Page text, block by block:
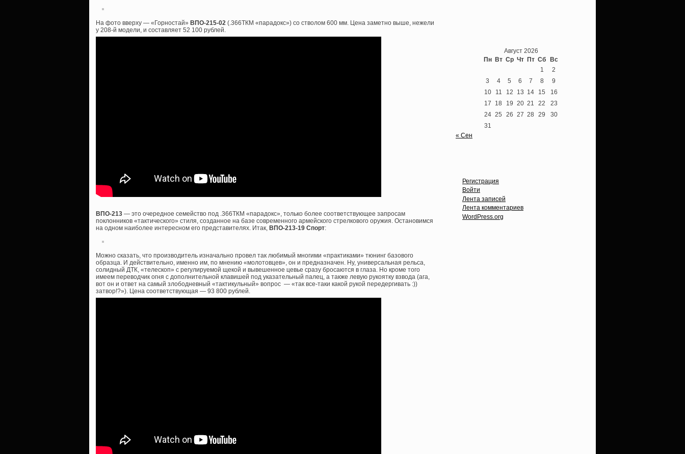
На фото вверху — «Горностай» ВПО-215-02 (.366ТКМ «парадокс») со стволом 600 мм. Цена заметно выше, нежели
у 208-й модели, и составляет 52 100 рублей.
ВПО-213 — это очередное семейство под .366ТКМ «парадокс», только более соответствующее запросам
поклонников «тактического» стиля, созданное на базе современного армейского стрелкового оружия. Остановимся
на одном наиболее интересном его представителях. Итак, ВПО-213-19 Спорт:
Можно сказать, что производитель изначально провел так любимый многими «практиками» тюнинг базового
образца. И действительно, именно им, по мнению «молотовцев», он и предназначен. Ну, универсальная рельса,
солидный ДТК, «телескоп» с регулируемой щекой и вывешенное цевье сразу бросаются в глаза. Но кроме того
имеем переводчик огня с дополнительной клавишей под указательный палец, а также левую рукоятку взвода (ага,
вот он и ответ на самый злободневный «тактикульный» вопрос — «так все-таки какой рукой передергивать :))
затвор!?»). Цена соответствующая — 93 800 рублей.
Август 2026
Пн Вт Ср Чт Пт Сб Вс
1
2
3
4 5 6 7 8
9
10
11 12 13 14 15
16
17
18 19 20 21 22
23
24 25 26 27 28 29
30
31
« Сен
Регистрация
Войти
Лента записей
Лента комментариев
WordPress.org